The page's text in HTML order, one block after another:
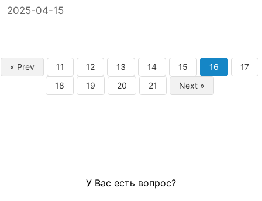
2025-04-15
« Prev 11 12 13 14 15 16
17
18
19 20 21 Next »
У Вас есть вопрос?